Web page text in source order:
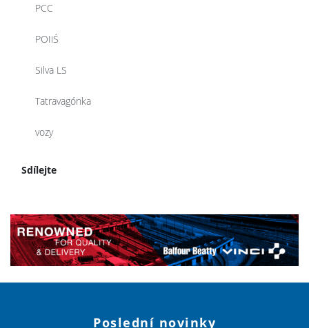
PCC
POIiŚ
Silva LS
Tatravagónka
vozy
Sdílejte
Poslední novinky